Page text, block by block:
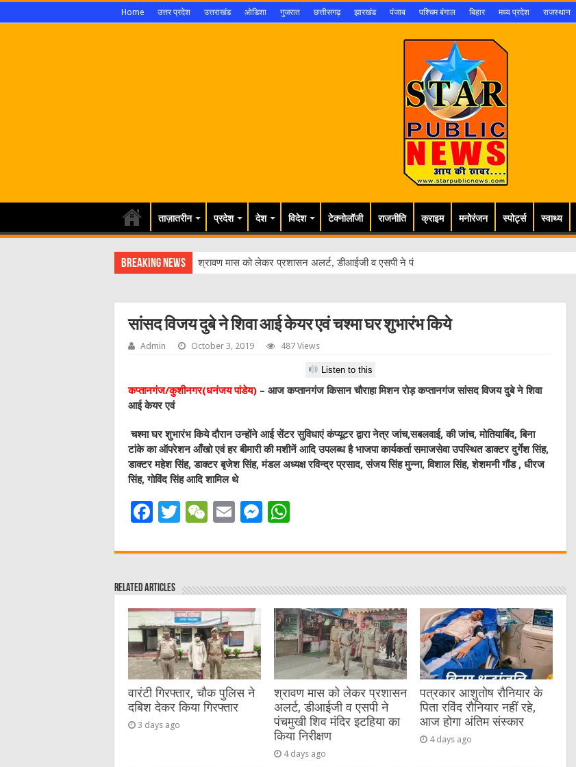
Home उत्तर प्रदेश उत्तराखंड ओडिशा गुजरात छत्तीसगढ़ झारखंड पंजाब पश्चिम बंगाल बिहार मध्य प्रदेश राजस्थान
ताज़ातरीन प्रदेश देश विदेश टेक्नोलॉजी राजनीति क्राइम मनोरंजन स्पोर्ट्स स्वाथ्य
Breaking News श्रावण मास को लेकर प्रशासन अलर्ट, डीआईजी व एसपी ने पंचमुखी शिव मंदिर इ
सांसद विजय दुबे ने शिवा आई केयर एवं चश्मा घर शुभारंभ किये
Admin October 3, 2019 487 Views
Listen to this
कप्तानगंज/कुशीनगर(धनंजय पांडेय) – आज कप्तानगंज किसान चौराहा मिशन रोड़ कप्तानगंज सांसद विजय दुबे ने शिवा
आई केयर एवं
चश्मा घर शुभारंभ किये दौरान उन्होंने आई सेंटर सुविधाएं कंप्यूटर द्वारा नेत्र जांच,सबलवाई, की जांच, मोतियाबिंद, बिना
टांके का ऑपरेशन आँखो एवं हर बीमारी की मशीनें आदि उपलब्ध है भाजपा कार्यकर्ता समाजसेवा उपस्थित डाक्टर दुर्गेश सिंह,
डाक्टर महेश सिंह, डाक्टर बृजेश सिंह, मंडल अध्यक्ष रविन्द्र प्रसाद, संजय सिंह मुन्ना, विशाल सिंह, शेशमनी गौंड , धीरज
सिंह, गोविंद सिंह आदि शामिल थे
F
c
e
b
o
o
k
T
it
r
W
C
at
E
ai
M
ss
n
g
er
at
A
p
p
Related Articles
वारंटी गिरफ्तार, चौक पुलिस ने
दबिश देकर किया गिरफ्तार
3 days ago
श्रावण मास को लेकर प्रशासन
अलर्ट, डीआईजी व एसपी ने
पंचमुखी शिव मंदिर इटहिया का
किया निरीक्षण
4 days ago
पत्रकार आशुतोष रौनियार के
पिता रविंद रौनियार नहीं रहे,
आज होगा अंतिम संस्कार
4 days ago